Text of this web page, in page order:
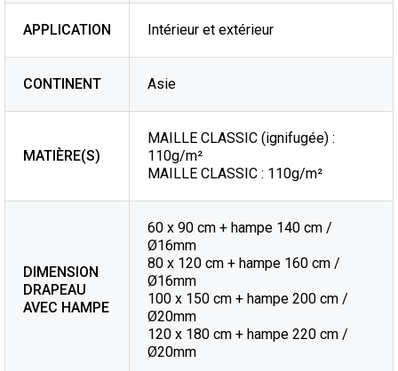
APPLICATION Intérieur et extérieur
CONTINENT Asie
MATIÈRE(S)
MAILLE CLASSIC (ignifugée) :
110g/m²
MAILLE CLASSIC : 110g/m²
DIMENSION
DRAPEAU
AVEC HAMPE
60 x 90 cm + hampe 140 cm /
Ø16mm
80 x 120 cm + hampe 160 cm /
Ø16mm
100 x 150 cm + hampe 200 cm /
Ø20mm
120 x 180 cm + hampe 220 cm /
Ø20mm